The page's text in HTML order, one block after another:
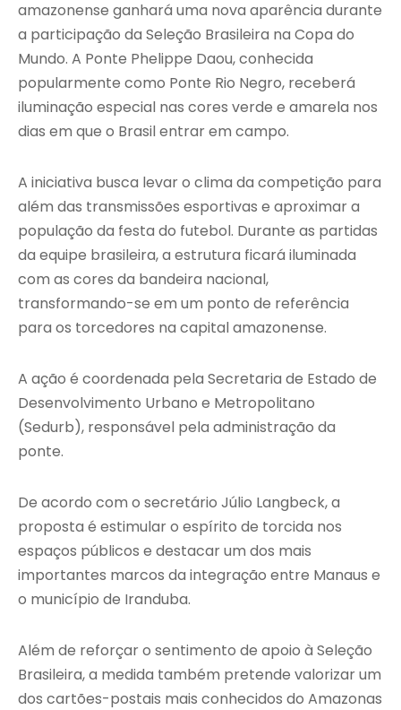
amazonense ganhará uma nova aparência durante
a participação da Seleção Brasileira na Copa do
Mundo. A Ponte Phelippe Daou, conhecida
popularmente como Ponte Rio Negro, receberá
iluminação especial nas cores verde e amarela nos
dias em que o Brasil entrar em campo.
A iniciativa busca levar o clima da competição para
além das transmissões esportivas e aproximar a
população da festa do futebol. Durante as partidas
da equipe brasileira, a estrutura ficará iluminada
com as cores da bandeira nacional,
transformando-se em um ponto de referência
para os torcedores na capital amazonense.
A ação é coordenada pela Secretaria de Estado de
Desenvolvimento Urbano e Metropolitano
(Sedurb), responsável pela administração da
ponte.
De acordo com o secretário Júlio Langbeck, a
proposta é estimular o espírito de torcida nos
espaços públicos e destacar um dos mais
importantes marcos da integração entre Manaus e
o município de Iranduba.
Além de reforçar o sentimento de apoio à Seleção
Brasileira, a medida também pretende valorizar um
dos cartões-postais mais conhecidos do Amazonas